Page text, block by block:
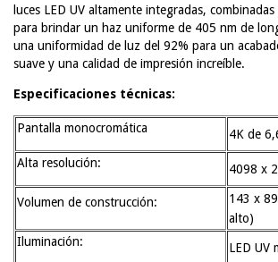
luces LED UV altamente integradas, combinadas
para brindar un haz uniforme de 405 nm de
una uniformidad de luz del 92% para un
suave y una calidad de impresión increíble.
Especificaciones técnicas:
Pantalla monocromática
4K de
Alta resolución:
4098 x
Volumen de construcción:
143 x
alto)
Iluminación:
LED UV